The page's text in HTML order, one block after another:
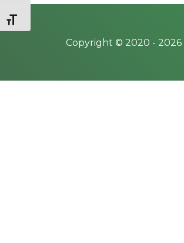
Betűméret váltása
Copyright © 2020 - 2026